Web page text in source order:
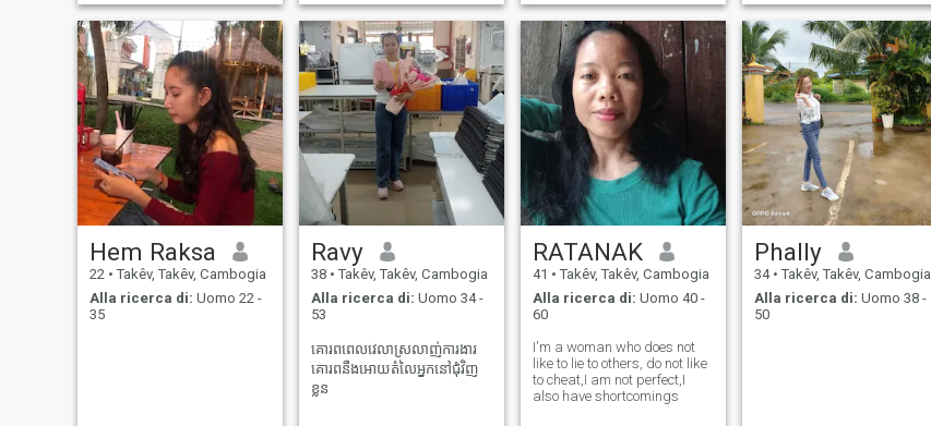
Hem Raksa
22 • Takêv, Takêv, Cambogia
Alla ricerca di: Uomo 22 -
35
Ravy
38 • Takêv, Takêv, Cambogia
Alla ricerca di: Uomo 34 -
53
គោរពពេលវេលាស្រលាញ់ការងារ
គោរពនឺងអោយតំលៃអ្នកនៅជុំវិញ
ខ្លួន
RATANAK
41 • Takêv, Takêv, Cambogia
Alla ricerca di: Uomo 40 -
60
I'm a woman who does not
like to lie to others, do not like
to cheat,I am not perfect,I
also have shortcomings
Phally
34 • Takêv, Takêv, Cambogia
Alla ricerca di: Uomo 38 -
50